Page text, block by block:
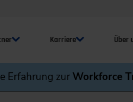
Karriere Über
Erfahrung zurWorkforce